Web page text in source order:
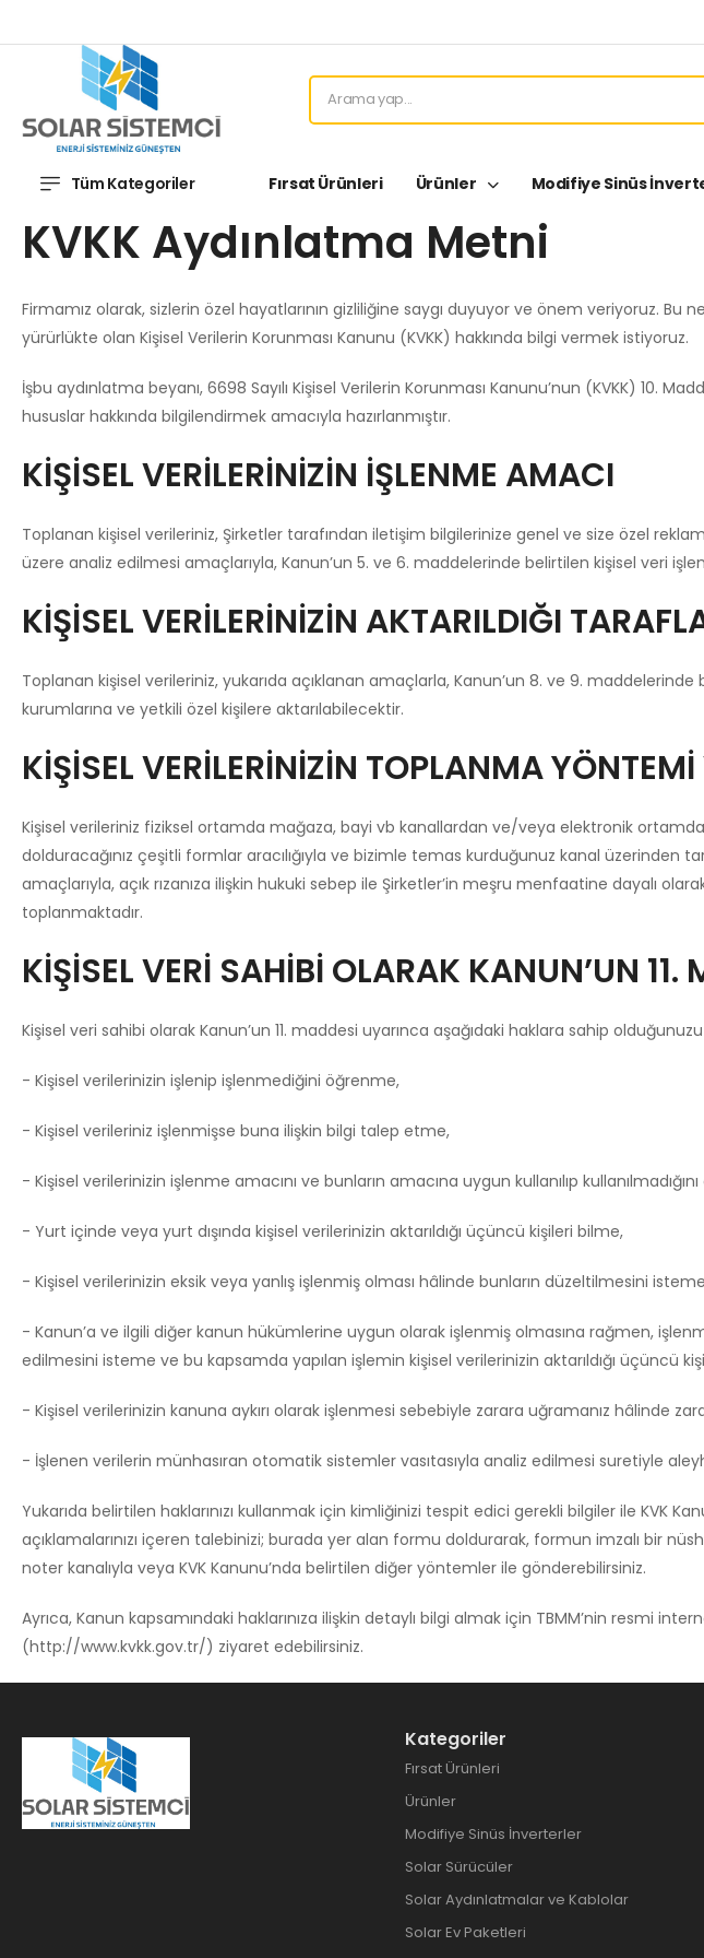
Tüm Kategoriler Fırsat Ürünleri Ürünler Modifiye Sinüs
KVKK Aydınlatma Metni
Firmamız olarak, sizlerin özel hayatlarının gizliliğine saygı duyuyor ve önem veriyoruz.
yürürlükte olan Kişisel Verilerin Korunması Kanunu (KVKK) hakkında bilgi vermek istiyoruz.
İşbu aydınlatma beyanı, 6698 Sayılı Kişisel Verilerin Korunması Kanunu’nun (KVKK) 10.
hususlar hakkında bilgilendirmek amacıyla hazırlanmıştır.
KİŞİSEL VERİLERİNİZİN İŞLENME AMACI
Toplanan kişisel verileriniz, Şirketler tarafından iletişim bilgilerinize genel ve size özel
üzere analiz edilmesi amaçlarıyla, Kanun’un 5. ve 6. maddelerinde belirtilen kişisel veri
KİŞİSEL VERİLERİNİZİN AKTARILDIĞI
Toplanan kişisel verileriniz, yukarıda açıklanan amaçlarla, Kanun’un 8. ve 9.
kurumlarına ve yetkili özel kişilere aktarılabilecektir.
KİŞİSEL VERİLERİNİZİN TOPLANMA
Kişisel verileriniz fiziksel ortamda mağaza, bayi vb kanallardan ve/veya elektronik
dolduracağınız çeşitli formlar aracılığıyla ve bizimle temas kurduğunuz kanal üzerinden
amaçlarıyla, açık rızanıza ilişkin hukuki sebep ile Şirketler’in meşru menfaatine dayalı
toplanmaktadır.
KİŞİSEL VERİ SAHİBİ OLARAK KANUN’UN
Kişisel veri sahibi olarak Kanun’un 11. maddesi uyarınca aşağıdaki haklara sahip
- Kişisel verilerinizin işlenip işlenmediğini öğrenme,
- Kişisel verileriniz işlenmişse buna ilişkin bilgi talep etme,
- Kişisel verilerinizin işlenme amacını ve bunların amacına uygun kullanılıp
- Yurt içinde veya yurt dışında kişisel verilerinizin aktarıldığı üçüncü kişileri bilme,
- Kişisel verilerinizin eksik veya yanlış işlenmiş olması hâlinde bunların düzeltilmesini
- Kanun’a ve ilgili diğer kanun hükümlerine uygun olarak işlenmiş olmasına rağmen,
edilmesini isteme ve bu kapsamda yapılan işlemin kişisel verilerinizin aktarıldığı üçüncü
- Kişisel verilerinizin kanuna aykırı olarak işlenmesi sebebiyle zarara uğramanız hâlinde
- İşlenen verilerin münhasıran otomatik sistemler vasıtasıyla analiz edilmesi suretiyle
Yukarıda belirtilen haklarınızı kullanmak için kimliğinizi tespit edici gerekli bilgiler ile KVK
açıklamalarınızı içeren talebinizi; burada yer alan formu doldurarak, formun imzalı bir
noter kanalıyla veya KVK Kanunu’nda belirtilen diğer yöntemler ile gönderebilirsiniz.
Ayrıca, Kanun kapsamındaki haklarınıza ilişkin detaylı bilgi almak için TBMM’nin resmi
(http://www.kvkk.gov.tr/) ziyaret edebilirsiniz.
Kategoriler
Fırsat Ürünleri
Ürünler
Modifiye Sinüs İnverterler
Solar Sürücüler
Solar Aydınlatmalar ve Kablolar
Solar Ev Paketleri